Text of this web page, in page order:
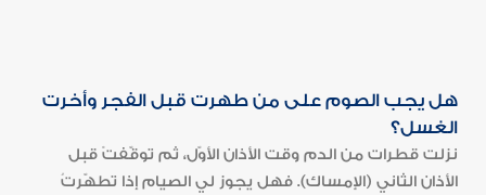
هل يجب الصوم على من طهرت قبل الفجر وأخرت
الغسل؟
نزلت قطرات من الدم وقت الأذان الأوّل، ثم توقّفتْ قبل
الأذان الثاني (الإمساك). فهل يجوز لي الصيام إذا تطهّرتُ